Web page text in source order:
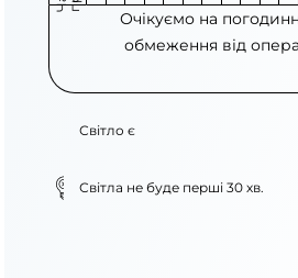
Очікуємо на
обмеження від
Світло є
Світла не буде перші 30 хв.